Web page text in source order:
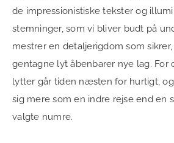
de impressionistiske tekster og
stemninger, som vi bliver budt på
mestrer en detaljerigdom som
gentagne lyt åbenbarer nye lag.
lytter går tiden næsten for hurtigt,
sig mere som en indre rejse end en
valgte numre.